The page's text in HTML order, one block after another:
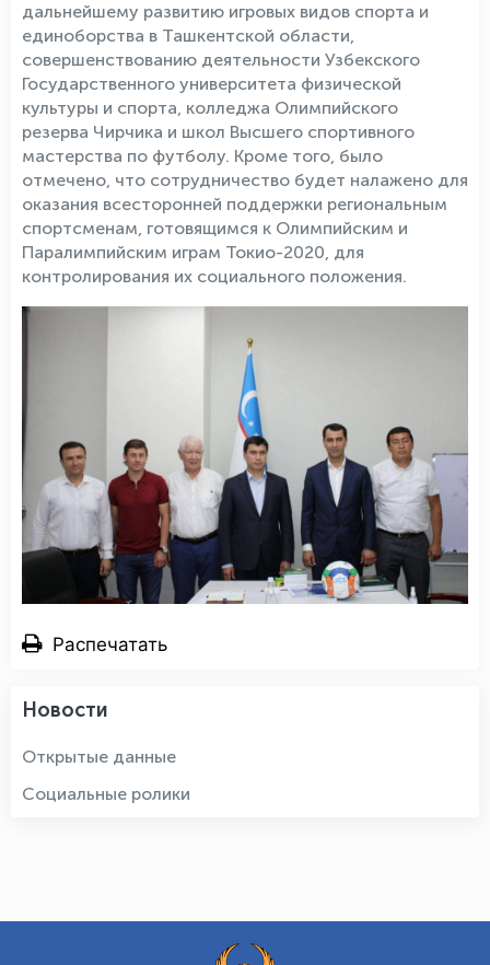
дальнейшему развитию игровых видов спорта и
единоборства в Ташкентской области,
совершенствованию деятельности Узбекского
Государственного университета физической
культуры и спорта, колледжа Олимпийского
резерва Чирчика и школ Высшего спортивного
мастерства по футболу. Кроме того, было
отмечено, что сотрудничество будет налажено для
оказания всесторонней поддержки региональным
спортсменам, готовящимся к Олимпийским и
Паралимпийским играм Токио-2020, для
контролирования их социального положения.
Распечатать
Новости
Открытые данные
Социальные ролики